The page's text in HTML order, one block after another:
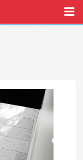
心购房